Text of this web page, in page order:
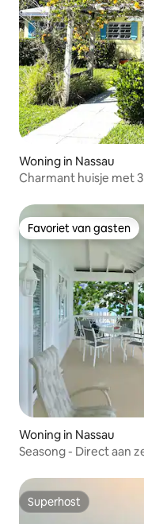
Woning in Nassau
Charmant huisje met
Favoriet van gasten
Favoriet van gasten
Woning in Nassau
Seasong - Direct aan
Superhost
Superhost